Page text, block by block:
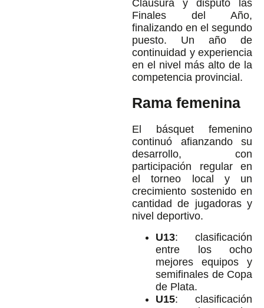
Clausura y disputó las
Finales del Año,
finalizando en el segundo
puesto. Un año de
continuidad y experiencia
en el nivel más alto de la
competencia provincial.
Rama femenina
El básquet femenino
continuó afianzando su
desarrollo, con
participación regular en
el torneo local y un
crecimiento sostenido en
cantidad de jugadoras y
nivel deportivo.
U13: clasificación
entre los ocho
mejores equipos y
semifinales de Copa
de Plata.
U15: clasificación